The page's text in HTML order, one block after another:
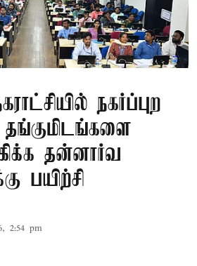
நகர்ப்புற
தன்னார்வ
பயிற்சி
2:54 pm